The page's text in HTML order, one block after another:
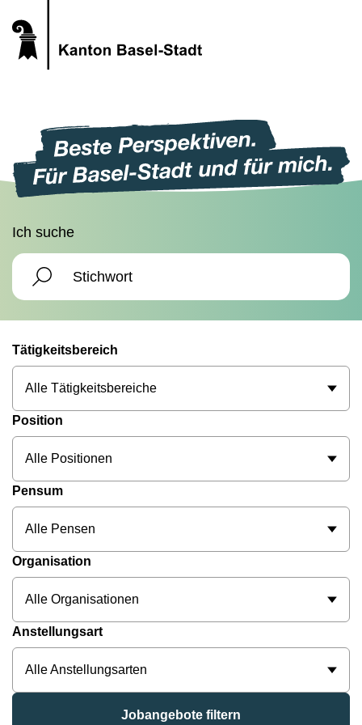
Ich suche
Tätigkeitsbereich
Alle Tätigkeitsbereiche
Position
Alle Positionen
Pensum
Alle Pensen
Organisation
Alle Organisationen
Anstellungsart
Alle Anstellungsarten
Jobangebote filtern